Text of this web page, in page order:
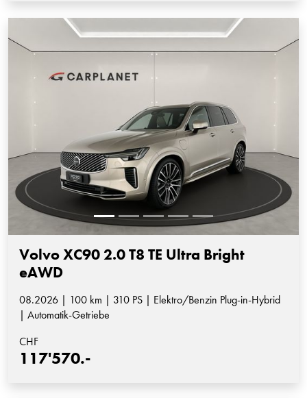
Volvo XC90 2.0 T8 TE Ultra Bright
eAWD
08.2026 | 100 km | 310 PS | Elektro/Benzin Plug-in-Hybrid
| Automatik-Getriebe
CHF
117'570.-